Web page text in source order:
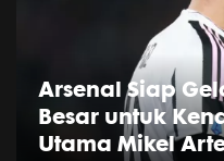
Arsenal Siap
Besar untuk
Utama Mikel